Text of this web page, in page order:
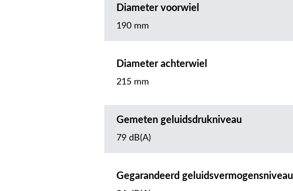
Diameter voorwiel
190 mm
Diameter achterwiel
215 mm
Gemeten geluidsdrukniveau
79 dB(A)
Gegarandeerd geluidsvermogensniveau